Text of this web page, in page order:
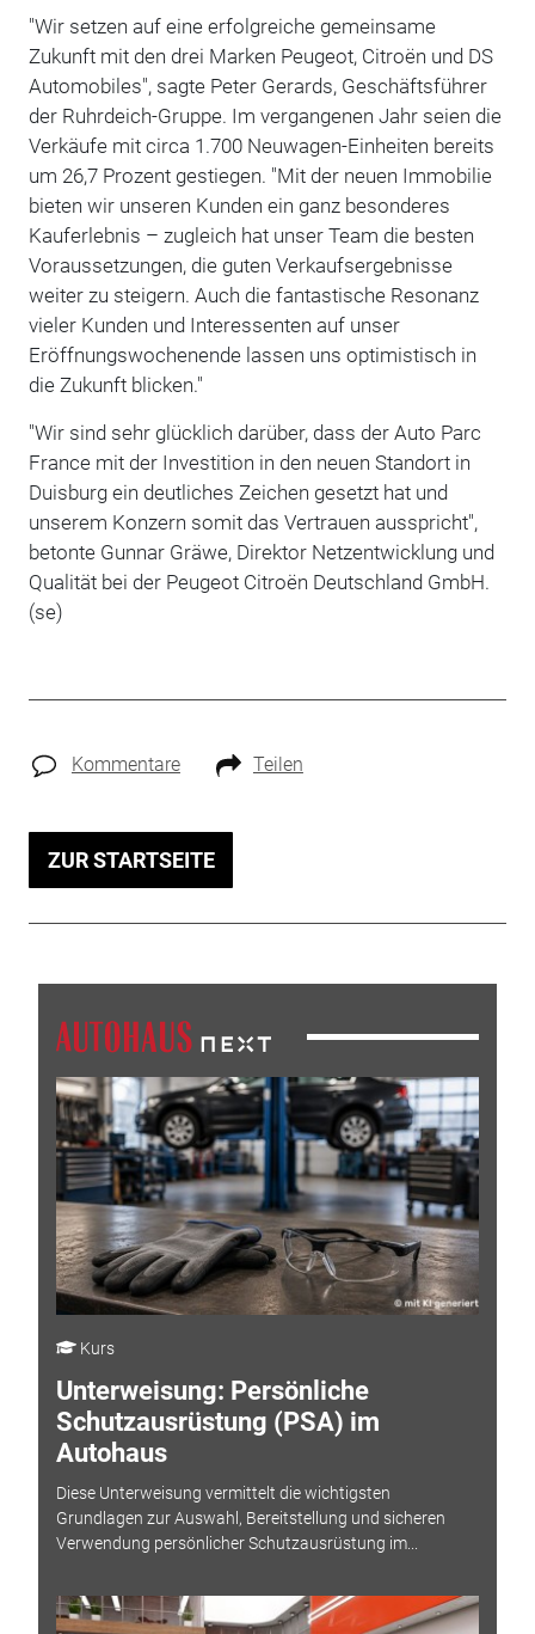
"Wir setzen auf eine erfolgreiche gemeinsame
Zukunft mit den drei Marken Peugeot, Citroën und DS
Automobiles", sagte Peter Gerards, Geschäftsführer
der Ruhrdeich-Gruppe. Im vergangenen Jahr seien die
Verkäufe mit circa 1.700 Neuwagen-Einheiten bereits
um 26,7 Prozent gestiegen. "Mit der neuen Immobilie
bieten wir unseren Kunden ein ganz besonderes
Kauferlebnis – zugleich hat unser Team die besten
Voraussetzungen, die guten Verkaufsergebnisse
weiter zu steigern. Auch die fantastische Resonanz
vieler Kunden und Interessenten auf unser
Eröffnungswochenende lassen uns optimistisch in
die Zukunft blicken."
"Wir sind sehr glücklich darüber, dass der Auto Parc
France mit der Investition in den neuen Standort in
Duisburg ein deutliches Zeichen gesetzt hat und
unserem Konzern somit das Vertrauen ausspricht",
betonte Gunnar Gräwe, Direktor Netzentwicklung und
Qualität bei der Peugeot Citroën Deutschland GmbH.
(se)
Kommentare Teilen
ZUR STARTSEITE
Kurs
Unterweisung: Persönliche
Schutzausrüstung (PSA) im
Autohaus
Diese Unterweisung vermittelt die wichtigsten
Grundlagen zur Auswahl, Bereitstellung und sicheren
Verwendung persönlicher Schutzausrüstung im...